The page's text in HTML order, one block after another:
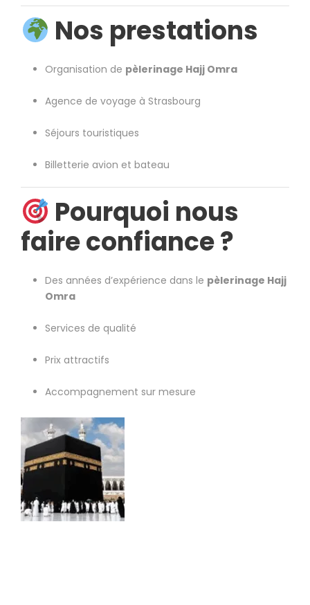
Nos prestations
Organisation de pèlerinage Hajj Omra
Agence de voyage à Strasbourg
Séjours touristiques
Billetterie avion et bateau
Pourquoi nous
faire confiance ?
Des années d’expérience dans le pèlerinage Hajj
Omra
Services de qualité
Prix attractifs
Accompagnement sur mesure